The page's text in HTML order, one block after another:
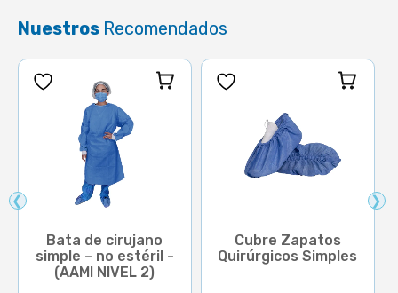
Nuestros Recomendados
❮ ❯
Bata de cirujano
simple – no estéril -
(AAMI NIVEL 2)
Cubre Zapatos
Quirúrgicos Simples